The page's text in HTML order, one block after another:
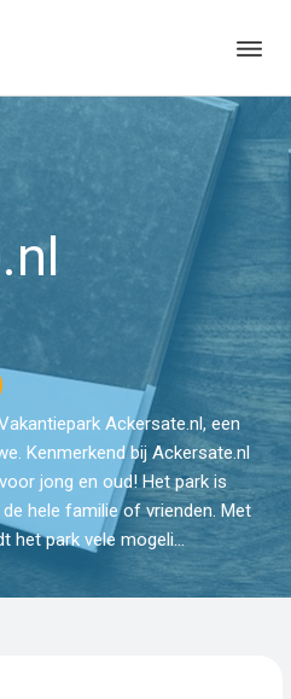
Ackersate.nl, een
Kenmerkend bij Ackersate.nl
jong en oud! Het park is
hele familie of vrienden. Met
het park vele mogeli...